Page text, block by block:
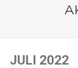
JULI 2022